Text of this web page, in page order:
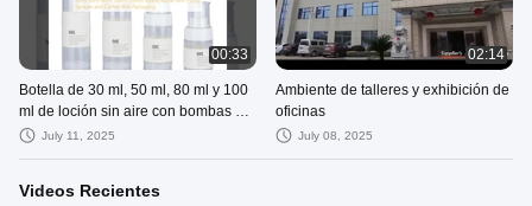
00:33
Botella de 30 ml, 50 ml, 80 ml y 100
ml de loción sin aire con bombas de
pulverización y envases de cartón
July 11, 2025
02:14
Ambiente de talleres y exhibición de
oficinas
July 08, 2025
Videos Recientes